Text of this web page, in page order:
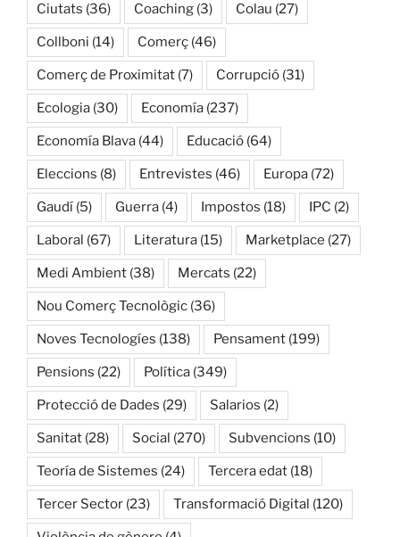
Ciutats (36) Coaching (3) Colau (27)
Collboni (14) Comerç (46)
Comerç de Proximitat (7) Corrupció (31)
Ecologia (30) Economía (237)
Economía Blava (44) Educació (64)
Eleccions (8) Entrevistes (46) Europa (72)
Gaudí (5) Guerra (4) Impostos (18) IPC (2)
Laboral (67) Literatura (15) Marketplace (27)
Medi Ambient (38) Mercats (22)
Nou Comerç Tecnològic (36)
Noves Tecnologíes (138) Pensament (199)
Pensions (22) Política (349)
Protecció de Dades (29) Salarios (2)
Sanitat (28) Social (270) Subvencions (10)
Teoría de Sistemes (24) Tercera edat (18)
Tercer Sector (23) Transformació Digital (120)